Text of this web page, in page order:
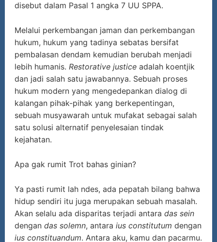
disebut dalam Pasal 1 angka 7 UU SPPA.
Melalui perkembangan jaman dan perkembangan
hukum, hukum yang tadinya sebatas bersifat
pembalasan dendam kemudian berubah menjadi
lebih humanis. Restorative justice adalah koentjik
dan jadi salah satu jawabannya. Sebuah proses
hukum modern yang mengedepankan dialog di
kalangan pihak-pihak yang berkepentingan,
sebuah musyawarah untuk mufakat sebagai salah
satu solusi alternatif penyelesaian tindak
kejahatan.
Apa gak rumit Trot bahas ginian?
Ya pasti rumit lah ndes, ada pepatah bilang bahwa
hidup sendiri itu juga merupakan sebuah masalah.
Akan selalu ada disparitas terjadi antara das sein
dengan das solemn, antara ius constitutum dengan
ius constituandum. Antara aku, kamu dan pacarmu.